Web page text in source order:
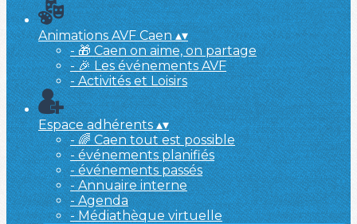
Animations AVF Caen▴▾
- 🎁 Caen on aime, on partage
- 🎉 Les événements AVF
- Activités et Loisirs
Espace adhérents▴▾
- 🌈 Caen tout est possible
- événements planifiés
- événements passés
- Annuaire interne
- Agenda
- Médiathèque virtuelle